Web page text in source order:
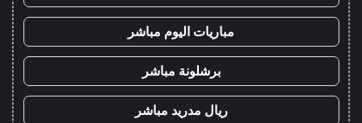
مباريات اليوم مباشر
برشلونة مباشر
ريال مدريد مباشر